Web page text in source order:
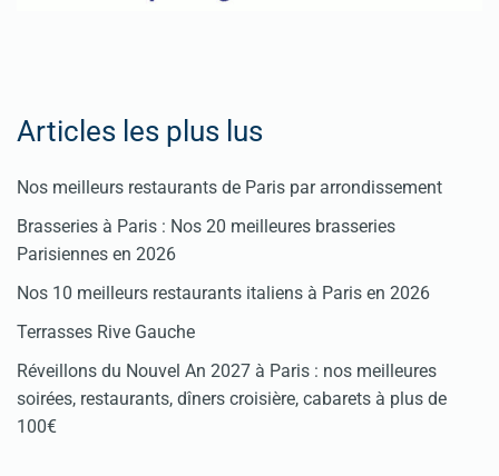
Articles les plus lus
Nos meilleurs restaurants de Paris par arrondissement
Brasseries à Paris : Nos 20 meilleures brasseries
Parisiennes en 2026
Nos 10 meilleurs restaurants italiens à Paris en 2026
Terrasses Rive Gauche
Réveillons du Nouvel An 2027 à Paris : nos meilleures
soirées, restaurants, dîners croisière, cabarets à plus de
100€